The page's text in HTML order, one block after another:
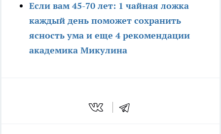
Если вам 45-70 лет: 1 чайная ложка
каждый день поможет сохранить
ясность ума и еще 4 рекомендации
академика Микулина